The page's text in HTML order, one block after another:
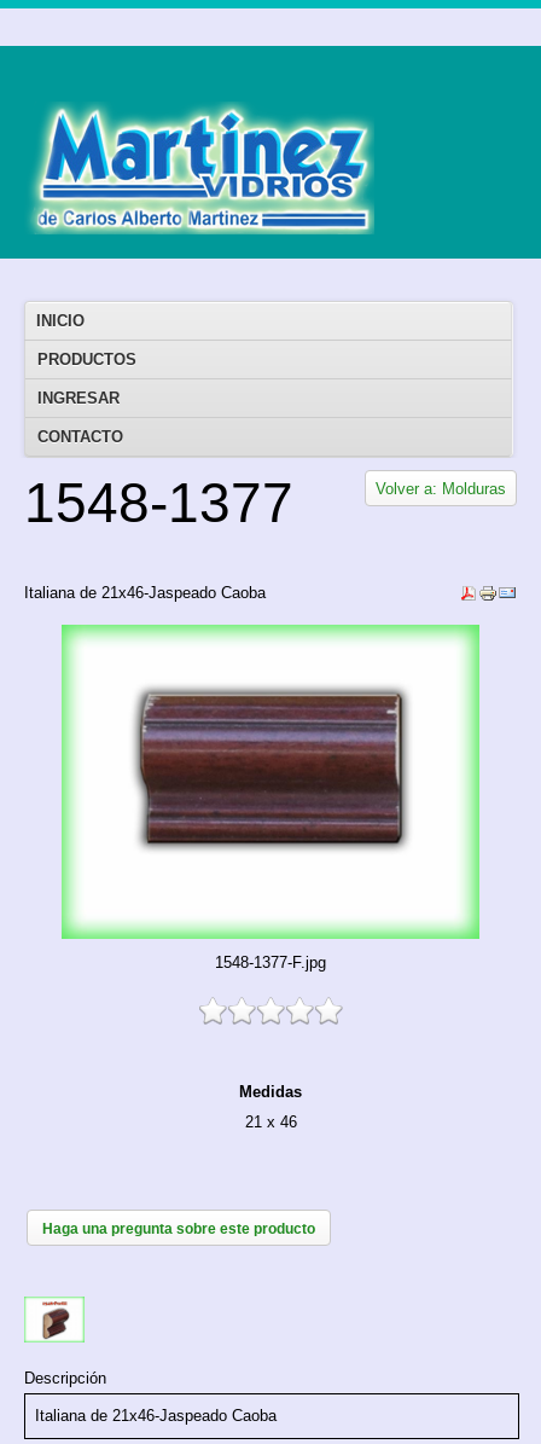
INICIO
PRODUCTOS
INGRESAR
CONTACTO
Volver a: Molduras
1548-1377
Italiana de 21x46-Jaspeado Caoba
1548-1377-F.jpg
Medidas
21 x 46
Haga una pregunta sobre este producto
Descripción
Italiana de 21x46-Jaspeado Caoba